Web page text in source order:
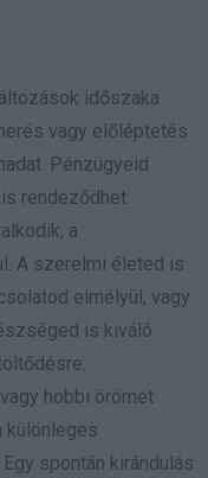
időszaka
vagy előléptetés
Pénzügyeid
rendeződhet.
a
A szerelmi életed is
elmélyül, vagy
is kiváló
hobbi örömet
különleges
spontán kirándulás